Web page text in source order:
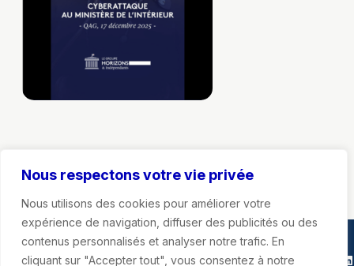
Nous respectons votre vie privée
Nous utilisons des cookies pour améliorer votre
expérience de navigation, diffuser des publicités ou des
contenus personnalisés et analyser notre trafic. En
cliquant sur "Accepter tout", vous consentez à notre
Marie-Agnès Poussier-Winsback